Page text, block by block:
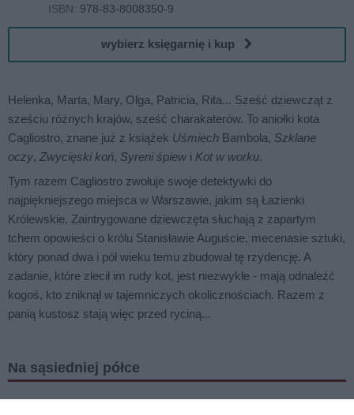
ISBN: 978-83-8008350-9
wybierz księgarnię i kup
Helenka, Marta, Mary, Olga, Patricia, Rita... Sześć dziewcząt z
sześciu różnych krajów, sześć charakaterów. To aniołki kota
Cagliostro, znane już z książek Uśmiech Bambola, Szklane
oczy, Zwycięski koń, Syreni śpiew i Kot w worku.
Tym razem Cagliostro zwołuje swoje detektywki do
najpiękniejszego miejsca w Warszawie, jakim są Łazienki
Królewskie. Zaintrygowane dziewczęta słuchają z zapartym
tchem opowieści o królu Stanisławie Auguście, mecenasie sztuki,
który ponad dwa i pół wieku temu zbudował tę rzydencję. A
zadanie, które zlecił im rudy kot, jest niezwykłe - mają odnaleźć
kogoś, kto zniknął w tajemniczych okolicznościach. Razem z
panią kustosz stają więc przed ryciną...
Na sąsiedniej półce